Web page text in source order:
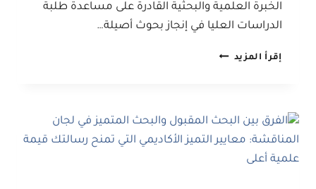
الخبرة العلمية والبحثية القادرة على مساعدة طلبة
الدراسات العليا في إنجاز بحوث أصيلة…
إقرأ المزيد دور
نجاح
رسائل
الماجستير